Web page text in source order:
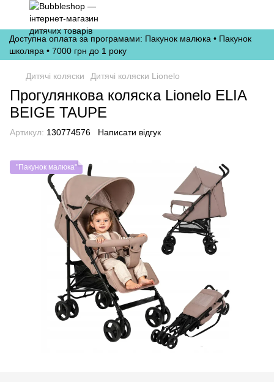
Доступна оплата за програмами: Пакунок малюка • Пакунок
школяра • 7000 грн до 1 року
Дитячі коляски Дитячі коляски Lionelo
Прогулянкова коляска Lionelo ELIA
BEIGE TAUPE
Артикул: 130774576 Написати відгук
"Пакунок малюка"